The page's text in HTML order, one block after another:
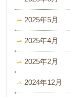
2025年5月
2025年4月
2025年2月
2024年12月